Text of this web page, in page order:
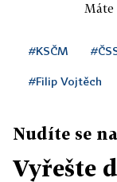
Máte
#KSČM
#Filip Vojtěch
Nudíte se
Vyřešte